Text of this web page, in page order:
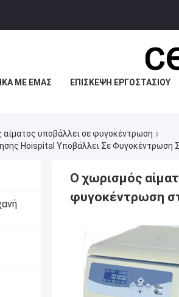
ΜΕ ΕΜΆΣ ΕΠΙΣΚΕΨΉ ΕΡΓΟΣΤΑΣΊΟΥ
αίματος υποβάλλει σε φυγοκέντρωση
Hoispital Υποβάλλει Σε Φυγοκέντρωση
Ο χωρισμός
φυγοκέντρωση